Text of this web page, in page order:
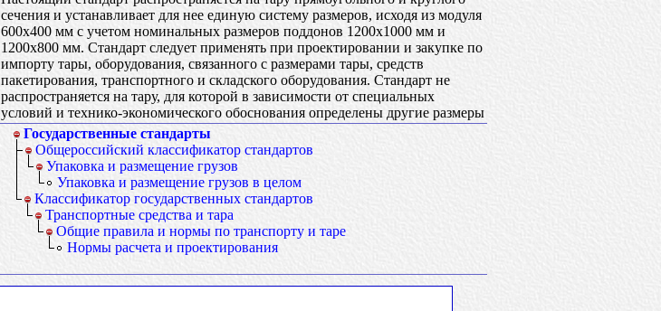
сечения и устанавливает для нее единую систему размеров, исходя из модуля
600х400 мм с учетом номинальных размеров поддонов 1200х1000 мм и
1200х800 мм. Стандарт следует применять при проектировании и закупке по
импорту тары, оборудования, связанного с размерами тары, средств
пакетирования, транспортного и складского оборудования. Стандарт не
распространяется на тару, для которой в зависимости от специальных
условий и технико-экономического обоснования определены другие размеры
Государственные стандарты
Общероссийский классификатор стандартов
Упаковка и размещение грузов
Упаковка и размещение грузов в целом
Классификатор государственных стандартов
Транспортные средства и тара
Общие правила и нормы по транспорту и таре
Нормы расчета и проектирования